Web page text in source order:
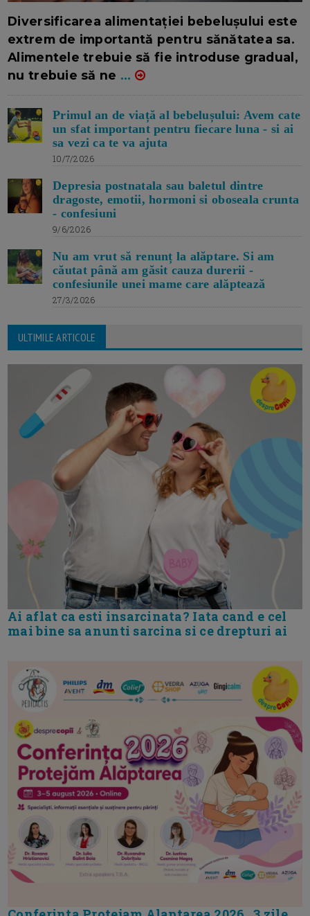
Diversificarea alimentației bebelușului este
extrem de importantă pentru sănătatea sa.
Alimentele trebuie să fie introduse gradual,
nu trebuie să ne ...
Primul an de viață al bebelușului: Avem cate
un sfat important pentru fiecare luna - si ai
sa vezi ca te va ajuta
10/7/2026
Depresia postnatala sau baletul dintre
dragoste, emotii, hormoni si oboseala crunta
- confesiuni
9/6/2026
Nu am vrut să renunț la alăptare. Si am
căutat până am găsit cauza durerii -
confesiunile unei mame care alăptează
27/3/2026
ULTIMILE ARTICOLE
Ai aflat ca esti insarcinata? Iata cand e cel
mai bine sa anunti sarcina si ce drepturi ai